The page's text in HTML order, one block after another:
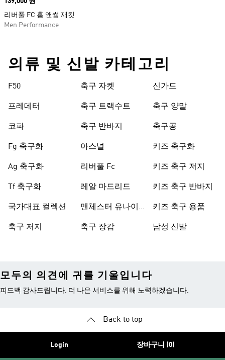
리버풀 FC 홈 앤썸 재킷
Men Performance
의류 및 신발 카테고리
F50
프레데터
코파
Fg 축구화
Ag 축구화
Tf 축구화
국가대표 컬렉션
축구 저지
축구 자켓
축구 트랙수트
축구 반바지
아스널
리버풀 Fc
레알 마드리드
맨체스터 유나이
축구 장갑
신가드
축구 양말
축구공
키즈 축구화
키즈 축구 저지
키즈 축구 반바지
키즈 축구 용품
남성 신발
모두의 의견에 귀를 기울입니다
피드백 감사드립니다. 더 나은 서비스를 위해 노력하겠습니다.
Back to top
Login 장바구니 (0)